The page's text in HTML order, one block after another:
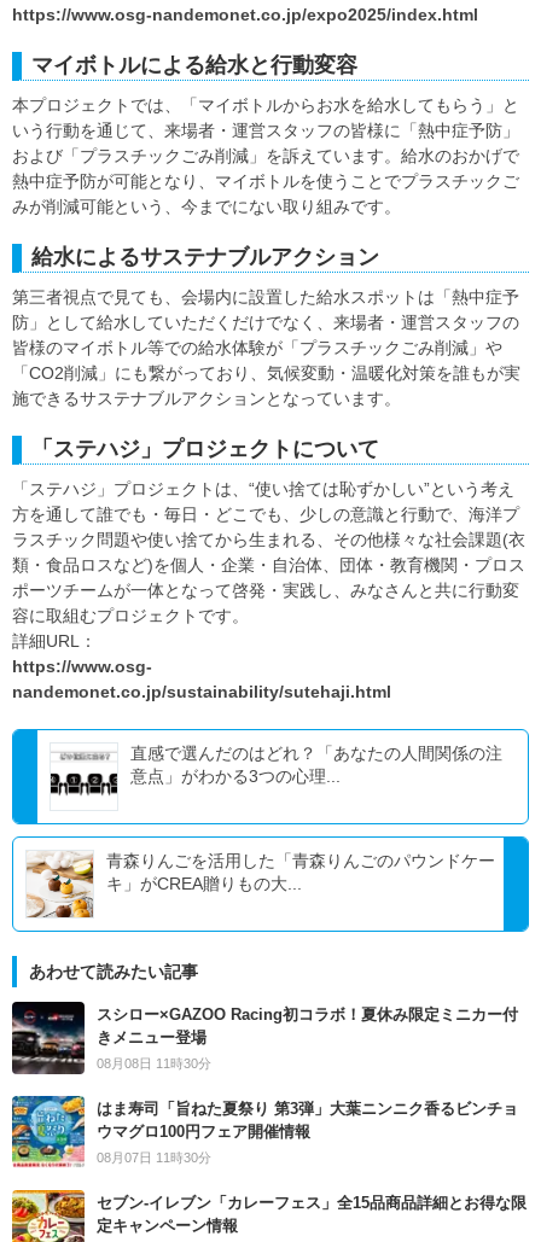
https://www.osg-nandemonet.co.jp/expo2025/index.html
マイボトルによる給水と行動変容
本プロジェクトでは、「マイボトルからお水を給水してもらう」と
いう行動を通じて、来場者・運営スタッフの皆様に「熱中症予防」
および「プラスチックごみ削減」を訴えています。給水のおかげで
熱中症予防が可能となり、マイボトルを使うことでプラスチックご
みが削減可能という、今までにない取り組みです。
給水によるサステナブルアクション
第三者視点で見ても、会場内に設置した給水スポットは「熱中症予
防」として給水していただくだけでなく、来場者・運営スタッフの
皆様のマイボトル等での給水体験が「プラスチックごみ削減」や
「CO2削減」にも繋がっており、気候変動・温暖化対策を誰もが実
施できるサステナブルアクションとなっています。
「ステハジ」プロジェクトについて
「ステハジ」プロジェクトは、“使い捨ては恥ずかしい”という考え
方を通して誰でも・毎日・どこでも、少しの意識と行動で、海洋プ
ラスチック問題や使い捨てから生まれる、その他様々な社会課題(衣
類・食品ロスなど)を個人・企業・自治体、団体・教育機関・プロス
ポーツチームが一体となって啓発・実践し、みなさんと共に行動変
容に取組むプロジェクトです。
詳細URL：
https://www.osg-
nandemonet.co.jp/sustainability/sutehaji.html
直感で選んだのはどれ？「あなたの人間関係の注
意点」がわかる3つの心理...
青森りんごを活用した「青森りんごのパウンドケー
キ」がCREA贈りもの大...
あわせて読みたい記事
スシロー×GAZOO Racing初コラボ！夏休み限定ミニカー付
きメニュー登場
08月08日 11時30分
はま寿司「旨ねた夏祭り 第3弾」大葉ニンニク香るビンチョ
ウマグロ100円フェア開催情報
08月07日 11時30分
セブン‐イレブン「カレーフェス」全15品商品詳細とお得な限
定キャンペーン情報